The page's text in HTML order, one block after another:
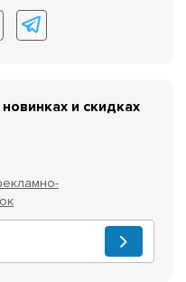
и скидках